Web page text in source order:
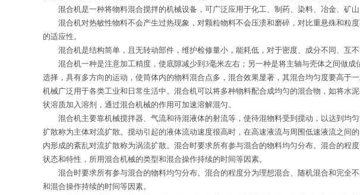
混合机是一种将物料混合搅拌的机械设备，可广泛应用于化工、制药、染料、冶金、矿山
混合机对热敏性物料不会产生过热现象，对颗粒物料不会压溃和磨碎，对比重悬殊和粒
的适应性。
混合机是结构简单，且无转动部件，维护检修量小，能耗低，对于密度、成分不同、互
混合机一种是注意加工精度，使底隙减少到3毫米左右；另一种是将主轴与壳体之间做成
选择，具有多方向的运动，使筒体内的物料混合点多，混合效果显著，其混合均匀度要高
机械广泛用于各类工业和日常生活中。混合机可以将多种物料配合成均匀的混合物，如将
状溶质加入溶剂，通过混合机械的作用可加速溶解混匀。
混合机主要靠机械搅拌器、气流和待混液体的射流等，使待混物料受到搅动，以达到均
扩散称为主体对流扩散。搅动引起的液体流动速度很高时，在高速液流与周围低速液流之
内形成的紊乱对流扩散称为涡流扩散。混合时要求所有参与混合的物料均匀分布。混合的
状态和特性，所用混合机械的类型和混合操作持续的时间等因素。
混合时要求所有参与混合的物料均匀分布。混合的程度分为理想混合、随机混合和完全
和混合操作持续的时间等因素。